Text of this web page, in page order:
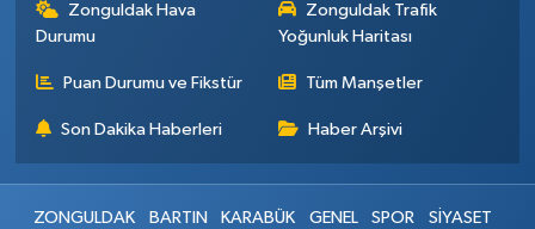
Zonguldak Hava
Durumu
Zonguldak Trafik
Yoğunluk Haritası
Puan Durumu ve Fikstür Tüm Manşetler
Son Dakika Haberleri Haber Arşivi
ZONGULDAK BARTIN KARABÜK GENEL SPOR SİYASET